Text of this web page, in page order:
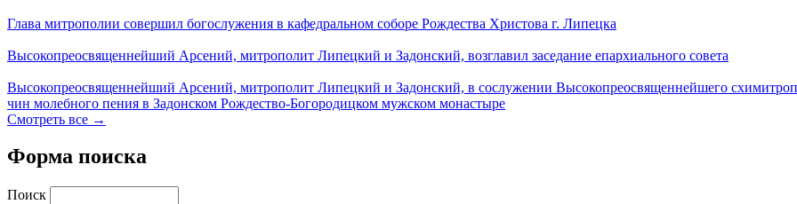
Глава митрополии совершил богослужения в кафедральном соборе Рождества Христова г. Липецка
Высокопреосвященнейший Арсений, митрополит Липецкий и Задонский, возглавил заседание епархиального совета
Высокопреосвященнейший Арсений, митрополит Липецкий и Задонский, в сослужении Высокопреосвященнейшего
чин молебного пения в Задонском Рождество-Богородицком мужском монастыре
Смотреть все →
Форма поиска
Поиск